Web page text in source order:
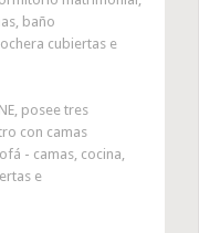
baño
cubiertas e
posee tres
con camas
- camas, cocina,
e